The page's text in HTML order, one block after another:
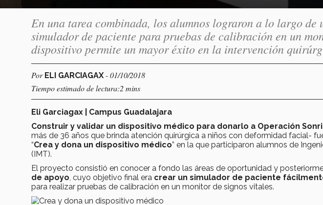
En una tarea combinada, los alumnos lograron a lo largo de
simulador de paciente para pruebas de calibración en un
dispositivo permite un mayor éxito en la intervención
Por ELI GARCIAGAX- 01/10/2018
Tiempo estimado de lectura:2 mins
Eli Garciagax | Campus Guadalajara
Construir y validar un dispositivo médico para donarlo a Operación
más de 36 años que brinda atención quirúrgica a niños con deformidad facial-
“Crea y dona un dispositivo médico” en la que participaron alumnos de
(IMT).
El proyecto consistió en conocer a fondo las áreas de oportunidad y
de apoyo , cuyo objetivo final era crear un simulador de paciente
para realizar pruebas de calibración en un monitor de signos vitales.